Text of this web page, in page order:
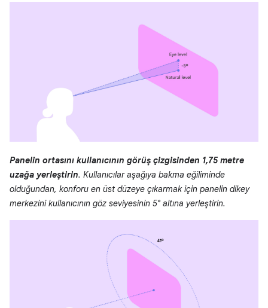
Panelin ortasını kullanıcının görüş çizgisinden 1,75 metre
uzağa yerleştirin. Kullanıcılar aşağıya bakma eğiliminde
olduğundan, konforu en üst düzeye çıkarmak için panelin dikey
merkezini kullanıcının göz seviyesinin 5° altına yerleştirin.